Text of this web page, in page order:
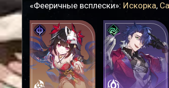
«Фееричные всплески»: Искорка,